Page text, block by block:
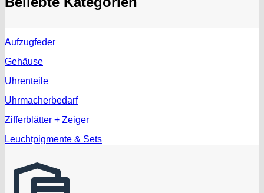
Aufzugfeder
Gehäuse
Uhrenteile
Uhrmacherbedarf
Zifferblätter + Zeiger
Leuchtpigmente & Sets